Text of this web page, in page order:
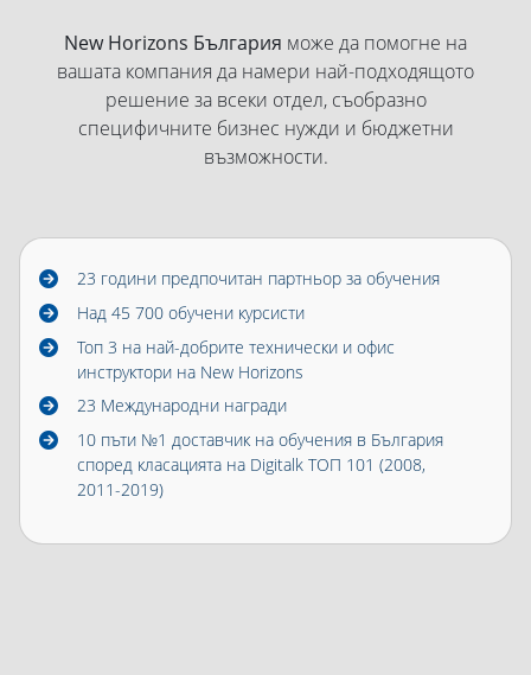
New Horizons България може да помогне на
вашата компания да намери най-подходящото
решение за всеки отдел, съобразно
специфичните бизнес нужди и бюджетни
възможности.
23 години предпочитан партньор за обучения
Над 45 700 обучени курсисти
Топ 3 на най-добрите технически и офис
инструктори на New Horizons
23 Международни награди
10 пъти №1 доставчик на обучения в България
според класацията на Digitalk ТОП 101 (2008,
2011-2019)